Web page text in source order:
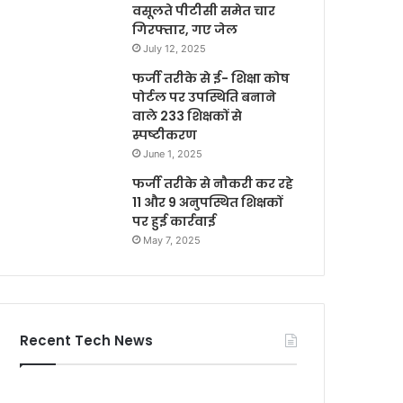
वसूलते पीटीसी समेत चार
गिरफ्तार, गए जेल
July 12, 2025
फर्जी तरीके से ई- शिक्षा कोष
पोर्टल पर उपस्थिति बनाने
वाले 233 शिक्षकों से
स्पष्टीकरण
June 1, 2025
फर्जी तरीके से नौकरी कर रहे
11 और 9 अनुपस्थित शिक्षकों
पर हुई कार्रवाई
May 7, 2025
Recent Tech News